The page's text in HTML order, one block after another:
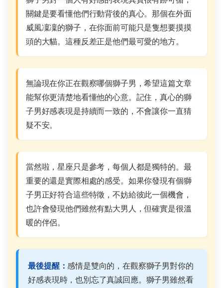
關鍵是要看懂他們行動背後的真心。那個在外面
威風凜凜的獅子，在你面前可能只是隻想要摸摸
頭的大貓。這種反差正是他們最可愛的地方。
無論現在你正在觀察哪個獅子男，希望這篇文章
能幫你更清楚地看懂他的心意。記住，真心的獅
子男好感表現是持續而一致的，不會讓你一直猜
疑不安。
當然啦，星座只是參考，每個人都是獨特的。最
重要的還是實際相處的感受。如果你發現有個獅
子男正好符合這些特徵，不妨給彼此一個機會，
也許會發現他們雖然有點大男人，但確實是很溫
暖的伴侶。
最後提醒：感情是雙向的，在觀察獅子男對你的
好感表現時，也別忘了真誠回應。獅子男雖然看